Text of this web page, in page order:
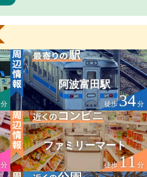
分
阿波富田駅
徒歩34分
分
ファミリーマート
徒歩11 分